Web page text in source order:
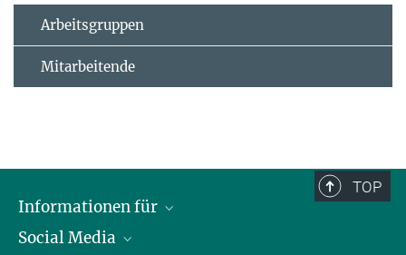
Arbeitsgruppen
Mitarbeitende
TOP
Informationen für
Journalisten
Social Media